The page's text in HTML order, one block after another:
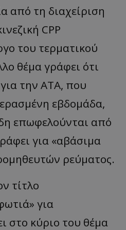
από τη διαχείριση
CPP
του τερματικού
θέμα γράφει ότι
την ΑΤΑ, που
εβδομάδα,
επωφελούνται από
για «αβάσιμα
ρεύματος.
τίτλο
για
στο κύριο του θέμα